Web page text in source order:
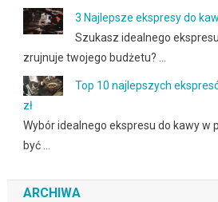
3 Najlepsze ekspresy do
Szukasz idealnego
zrujnuje twojego budżetu? …
Top 10 najlepszych
zł
Wybór idealnego ekspresu do kawy w
być …
ARCHIWA